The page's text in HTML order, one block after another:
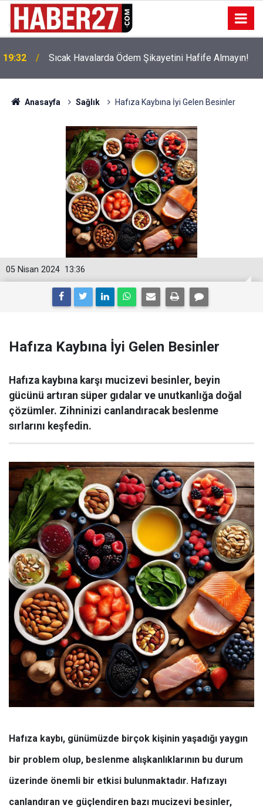
19:32 Sıcak Havalarda Ödem Şikayetini Hafife Almayın!
Anasayfa Sağlık Hafıza Kaybına İyi Gelen Besinler
13:36
05 Nisan 2024
Hafıza Kaybına İyi Gelen Besinler
Hafıza kaybına karşı mucizevi besinler, beyin
gücünü artıran süper gıdalar ve unutkanlığa doğal
çözümler. Zihninizi canlandıracak beslenme
sırlarını keşfedin.
Hafıza kaybı, günümüzde birçok kişinin yaşadığı yaygın
bir problem olup, beslenme alışkanlıklarının bu durum
üzerinde önemli bir etkisi bulunmaktadır. Hafızayı
canlandıran ve güçlendiren bazı mucizevi besinler,